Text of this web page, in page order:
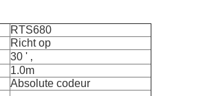
RTS680
Richt op
30 ' ‚
1.0m
Absolute codeur